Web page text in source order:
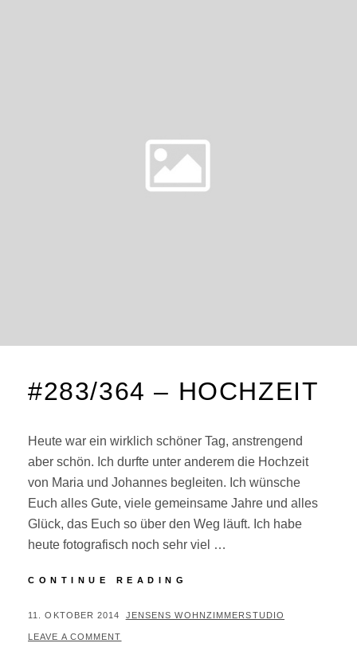
#283/364 – HOCHZEIT
Heute war ein wirklich schöner Tag, anstrengend
aber schön. Ich durfte unter anderem die Hochzeit
von Maria und Johannes begleiten. Ich wünsche
Euch alles Gute, viele gemeinsame Jahre und alles
Glück, das Euch so über den Weg läuft. Ich habe
heute fotografisch noch sehr viel …
CONTINUE READING
HOCHZEIT
POSTED
ON
11. OKTOBER 2014 BY
JENSENS WOHNZIMMERSTUDIO
LEAVE A COMMENT